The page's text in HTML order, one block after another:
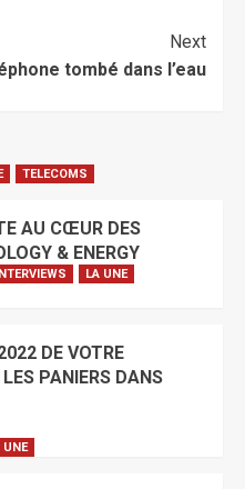
Next
tombé dans l’eau
TELECOMS
AU CŒUR DES
& ENERGY
LA UNE
DE VOTRE
PANIERS DANS
UNE